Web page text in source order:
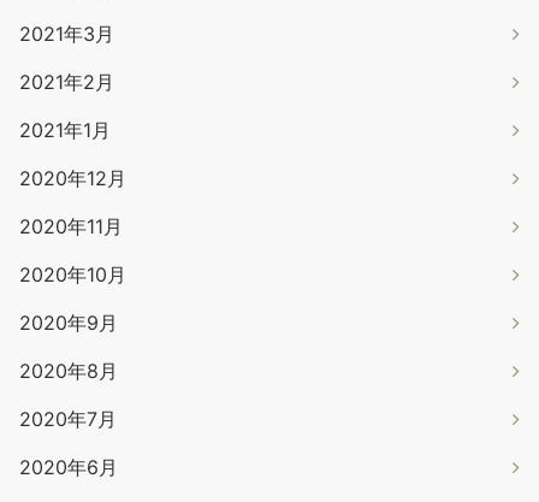
2021年3月
2021年2月
2021年1月
2020年12月
2020年11月
2020年10月
2020年9月
2020年8月
2020年7月
2020年6月